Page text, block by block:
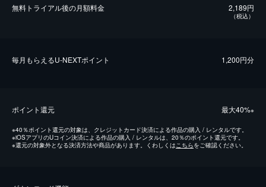
無料トライアル後の⽉額料金 2,189円
（税込）
毎⽉もらえるU-NEXTポイント 1,200円分
ポイント還元 最⼤40%※
※40％ポイント還元の対象は、クレジットカード決済による作品の購入 / レンタルです。
※iOSアプリのUコイン決済による作品の購入 / レンタルは、20％のポイント還元です。
※還元の対象外となる決済方法や商品があります。くわしくは こちらをご確認ください。